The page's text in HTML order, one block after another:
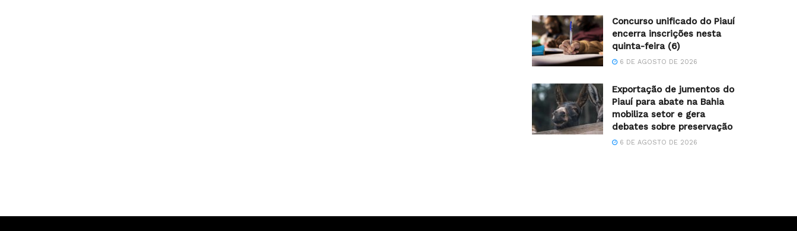
Concurso unificado do Piauí
encerra inscrições nesta
quinta-feira (6)
6 DE AGOSTO DE 2026
Exportação de jumentos do
Piauí para abate na Bahia
mobiliza setor e gera
debates sobre preservação
6 DE AGOSTO DE 2026